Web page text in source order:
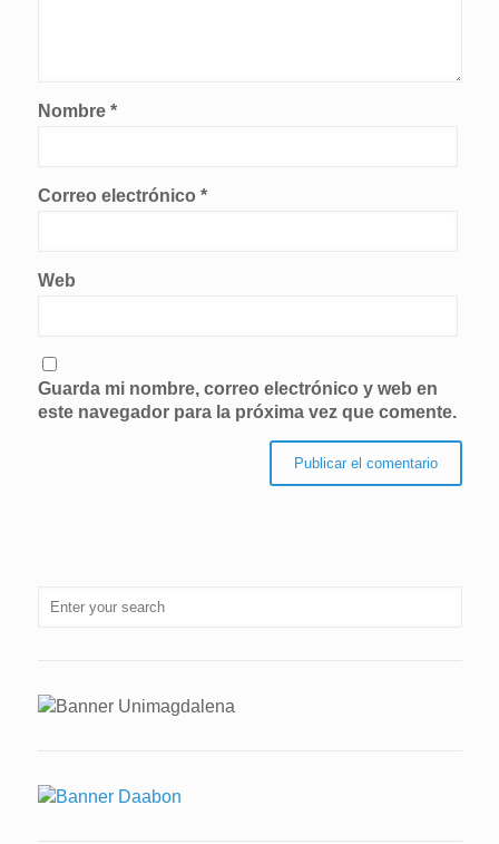
Nombre *
Correo electrónico *
Web
Guarda mi nombre, correo electrónico y web en
este navegador para la próxima vez que comente.